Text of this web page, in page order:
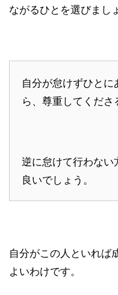
ながるひとを選びまし
自分が怠けずひと
ら、尊重してくださ
逆に怠けて行わな
良いでしょう。
自分がこの人といれば
よいわけです。